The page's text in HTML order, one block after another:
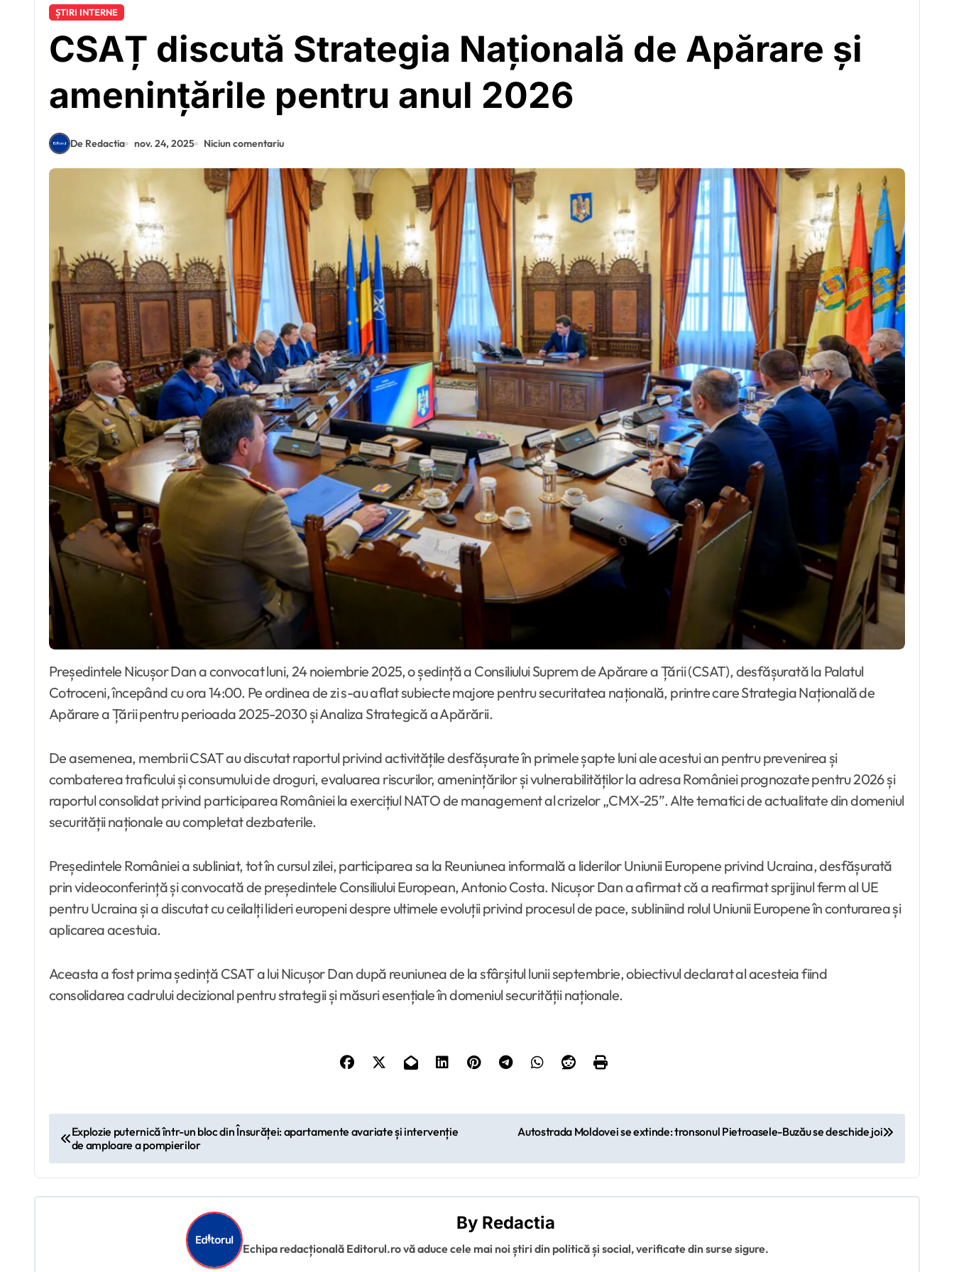
ȘTIRI INTERNE
CSAȚ discută Strategia Națională de Apărare și
amenințările pentru anul 2026
De Redactia nov. 24, 2025 Niciun comentariu
Președintele Nicușor Dan a convocat luni, 24 noiembrie 2025, o ședință a Consiliului Suprem de Apărare a Țării (CSAT), desfășurată la Palatul
Cotroceni, începând cu ora 14:00. Pe ordinea de zi s-au aflat subiecte majore pentru securitatea națională, printre care Strategia Națională de
Apărare a Țării pentru perioada 2025-2030 și Analiza Strategică a Apărării.
De asemenea, membrii CSAT au discutat raportul privind activitățile desfășurate în primele șapte luni ale acestui an pentru prevenirea și
combaterea traficului și consumului de droguri, evaluarea riscurilor, amenințărilor și vulnerabilităților la adresa României prognozate pentru 2026 și
raportul consolidat privind participarea României la exercițiul NATO de management al crizelor „CMX-25”. Alte tematici de actualitate din domeniul
securității naționale au completat dezbaterile.
Președintele României a subliniat, tot în cursul zilei, participarea sa la Reuniunea informală a liderilor Uniunii Europene privind Ucraina, desfășurată
prin videoconferință și convocată de președintele Consiliului European, Antonio Costa. Nicușor Dan a afirmat că a reafirmat sprijinul ferm al UE
pentru Ucraina și a discutat cu ceilalți lideri europeni despre ultimele evoluții privind procesul de pace, subliniind rolul Uniunii Europene în conturarea și
aplicarea acestuia.
Aceasta a fost prima ședință CSAT a lui Nicușor Dan după reuniunea de la sfârșitul lunii septembrie, obiectivul declarat al acesteia fiind
consolidarea cadrului decizional pentru strategii și măsuri esențiale în domeniul securității naționale.
N
a
v
Explozie puternică într-un bloc din Însurăței: apartamente avariate și intervenție
de amploare a pompierilor
Autostrada Moldovei se extinde: tronsonul Pietroasele-Buzău se deschide joi
By Redactia
Echipa redacțională Editorul.ro vă aduce cele mai noi știri din politică și social, verificate din surse sigure.